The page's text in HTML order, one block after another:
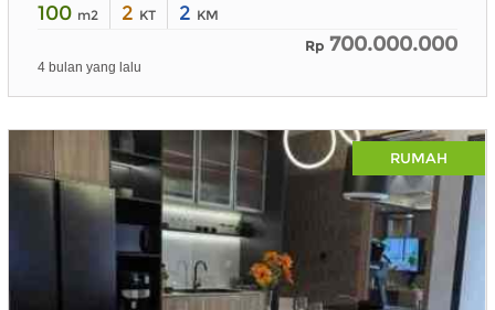
100 m2 2 KT 2 KM
Rp 700.000.000
4 bulan yang lalu
RUMAH